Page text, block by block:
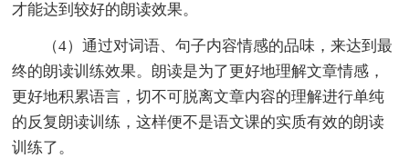
才能达到较好的朗读效果。
（4）通过对词语、句子内容情感的品味，来达到最
终的朗读训练效果。朗读是为了更好地理解文章情感，
更好地积累语言，切不可脱离文章内容的理解进行单纯
的反复朗读训练，这样便不是语文课的实质有效的朗读
训练了。